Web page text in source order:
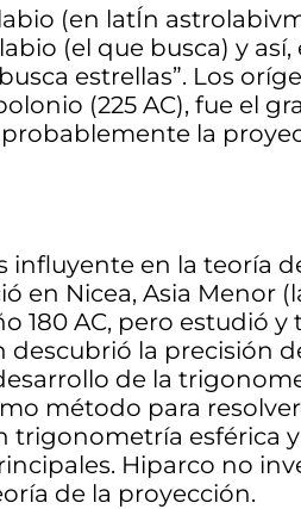
(en latÍn
(el que busca) y
estrellas”. Los
(225 AC), fue el
la
influyente en la teoría
en Nicea, Asia Menor
180 AC, pero estudió y
descubrió la precisión
de la
método para
trigonometría esférica
Hiparco no
de la proyección.